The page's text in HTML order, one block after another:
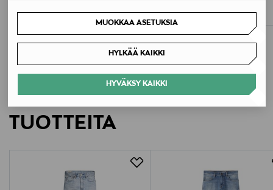
MUOKKAA ASETUKSIA
HYLKÄÄ KAIKKI
HYVÄKSY KAIKKI
GANT AB
Valmistajan osoite
Lilla Bommen 1, 411 04 Gothenburg, Sweden
Digitaalinen osoite
Discounted Price
95,40 € Original Price
159,90 €
Discounted Price
59,40 € Original Price
99,90 €
LISÄÄ KIINNOSTAVIA
TUOTTEITA